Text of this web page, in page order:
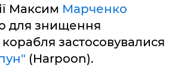
Максим Марченко
для знищення
корабля застосовувалися
(Harpoon).